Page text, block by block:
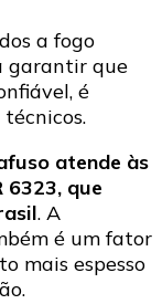
a fogo
garantir que
é
atende às
6323, que
. A
é um fator
mais espesso